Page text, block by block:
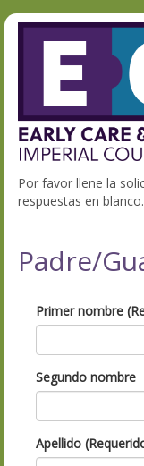
Por favor llene la
respuestas en blanco.
Padre/
Primer nombre
Segundo nombre
Apellido